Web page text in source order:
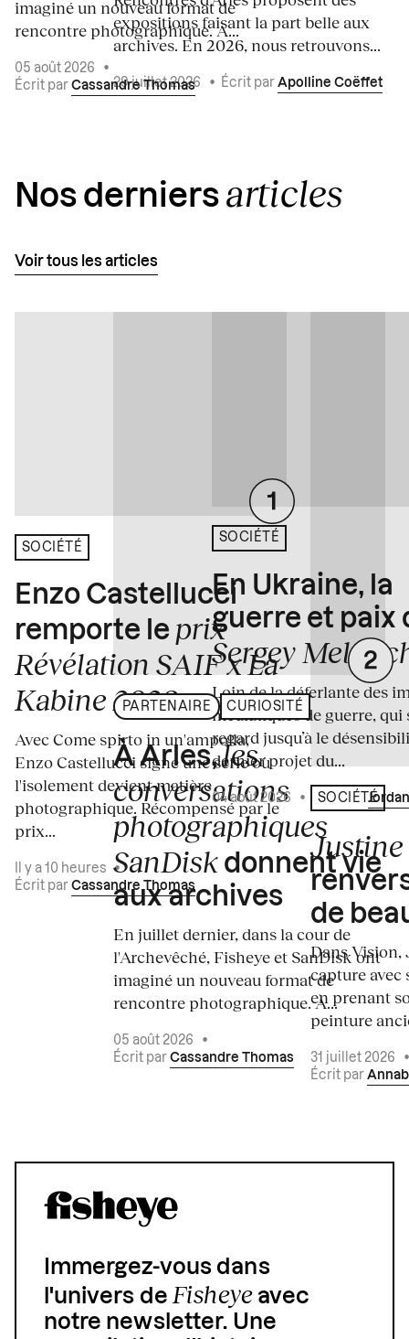
imaginé un nouveau format de
rencontre photographique. À...
05 août 2026
•
Écrit par Cassandre Thomas
expositions faisant la part belle aux
archives. En 2026, nous retrouvons...
29 juillet 2026 • Écrit par Apolline Coëffet
Nos derniers articles
Voir tous les articles
SOCIÉTÉ
Enzo Castellucci
remporte le prix
Révélation SAIF x La
Kabine 2026
Avec Come spirto in un'ampolla,
Enzo Castellucci signe une série où
l'isolement devient matière
photographique. Récompensé par le
prix...
Il y a 10 heures •
Écrit par Cassandre Thomas
PARTENAIRE CURIOSITÉ
À Arles,les
conversations
photographiques
SanDisk donnent vie
aux archives
En juillet dernier, dans la cour de
l'Archevêché, Fisheye et SanDisk ont
imaginé un nouveau format de
rencontre photographique. À...
05 août 2026
•
Écrit par Cassandre Thomas
SOCIÉTÉ
En Ukraine, la
guerre et paix
Sergey
Loin de la déferlante des
médiatiques de guerre, qui
regard jusqu’à le
dernier projet du...
04 août 2026 • Écrit par
SOCIÉTÉ
de
Dans
capture avec
en prenant
peinture
31 juillet 2026
Écrit par
Immergez-vous dans
l'univers de Fisheyeavec
notre newsletter. Une